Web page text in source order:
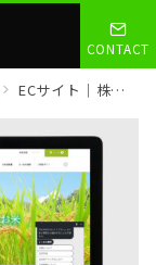
CONTACT
ECサイト｜株式会社粉源 様